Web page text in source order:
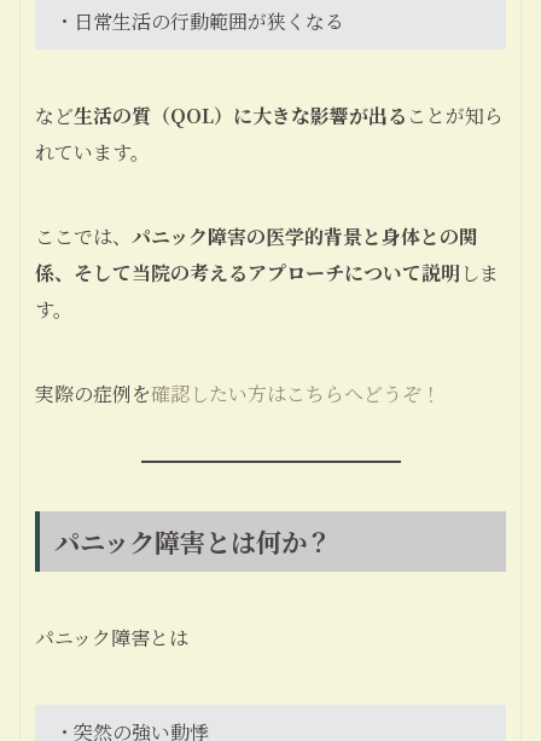
・日常生活の行動範囲が狭くなる
など生活の質（QOL）に大きな影響が出る ことが知ら
れています。
ここでは、 パニック障害の医学的背景と身体との関
係、そして当院の考えるアプローチについて説明 しま
す。
実際の症例を確認したい方はこちらへどうぞ！
パニック障害とは何か？
パニック障害とは
・突然の強い動悸